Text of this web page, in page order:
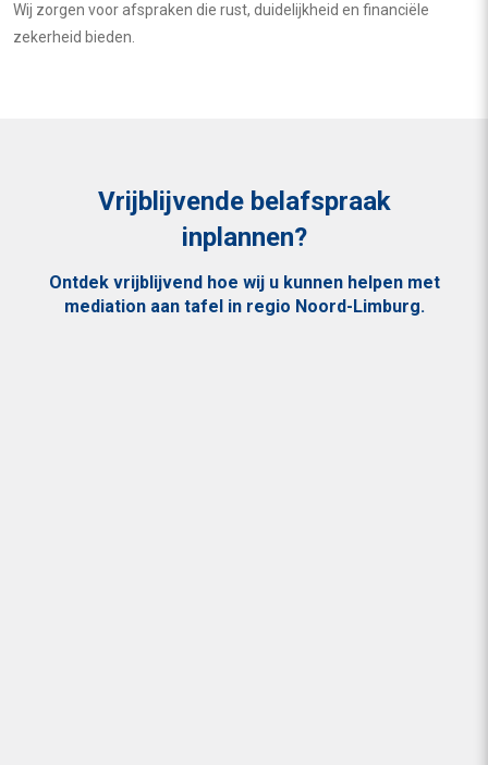
Wij zorgen voor afspraken die rust, duidelijkheid en financiële
zekerheid bieden.
Vrijblijvende belafspraak
inplannen?
Ontdek vrijblijvend hoe wij u kunnen helpen met
mediation aan tafel in regio Noord-Limburg.